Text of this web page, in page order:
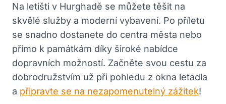
Na letišti v Hurghadě⁣ se můžete těšit na
skvělé služby a moderní vybavení. Po příletu​
se snadno dostanete do centra města​ nebo
přímo⁢ k památkám díky široké nabídce
dopravních možností. Začněte svou cestu za
dobrodružstvím už při pohledu ‍z okna letadla
a připravte se na nezapomenutelný zážitek!